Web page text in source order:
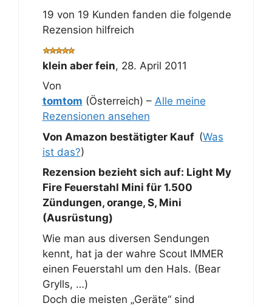
19 von 19 Kunden fanden die folgende
Rezension hilfreich
klein aber fein, 28. April 2011
Von
tomtom (Österreich) – Alle meine
Rezensionen ansehen
Von Amazon bestätigter Kauf (Was
ist das?)
Rezension bezieht sich auf: Light My
Fire Feuerstahl Mini für 1.500
Zündungen, orange, S, Mini
(Ausrüstung)
Wie man aus diversen Sendungen
kennt, hat ja der wahre Scout IMMER
einen Feuerstahl um den Hals. (Bear
Grylls, …)
Doch die meisten „Geräte“ sind